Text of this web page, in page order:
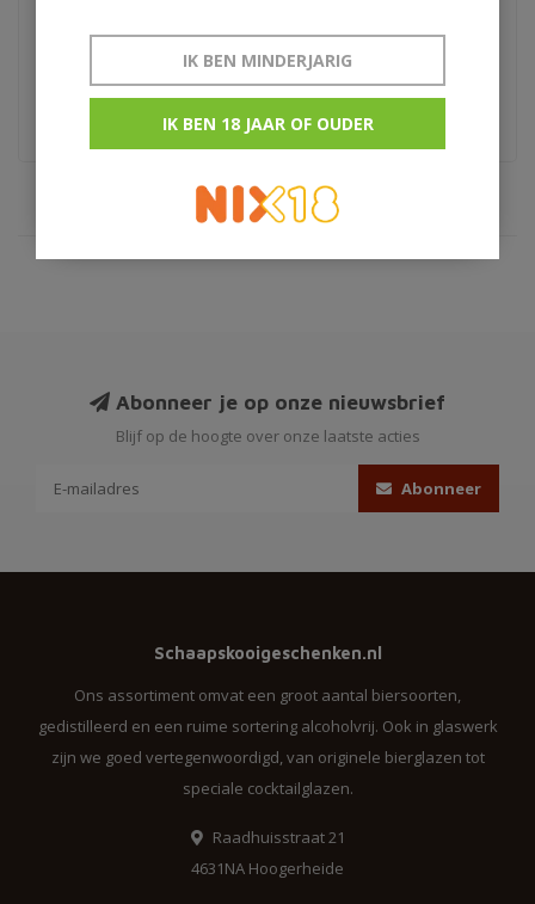
extra anejo original
€40,95
Jamaica rum
Abonneer je op onze nieuwsbrief
Blijf op de hoogte over onze laatste acties
Abonneer
Schaapskooigeschenken.nl
Ons assortiment omvat een groot aantal biersoorten,
gedistilleerd en een ruime sortering alcoholvrij. Ook in glaswerk
zijn we goed vertegenwoordigd, van originele bierglazen tot
speciale cocktailglazen.
Raadhuisstraat 21
4631NA Hoogerheide
IK BEN MINDERJARIG
IK BEN 18 JAAR OF OUDER